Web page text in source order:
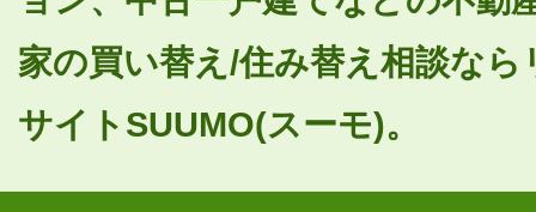
家の買い替え/住み替え相談な
サイトSUUMO(スーモ)。